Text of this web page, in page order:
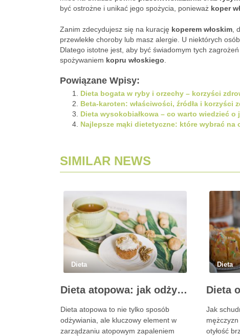
być ostrożne i unikać jego spożycia, ponieważ koper
Zanim zdecydujesz się na kurację koperem włoskim ,
przewlekłe choroby lub masz alergie. U niektórych
Dlatego istotne jest, aby być świadomym tych
spożywaniem kopru włoskiego
Powiązane Wpisy:
Dieta bogata w ryby i orzechy – korzyści
Beta-karoten: właściwości, źródła i korzyści
Dieta wysokobiałkowa – co warto wiedzieć o
Najlepsze mąki dietetyczne: które wybrać na
SIMILAR NEWS
Dieta
Dieta atopowa: jak odżywianie wpływa na AZS i zdrowie skóry
Dieta atopowa to nie tylko sposób
odżywiania, ale kluczowy element w
zarządzaniu atopowym zapaleniem
Dieta
Jak
otyłość